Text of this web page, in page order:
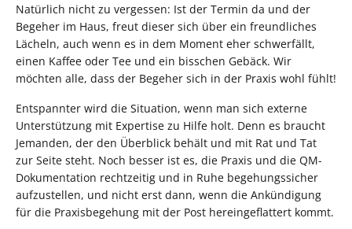
Natürlich nicht zu vergessen: Ist der Termin da und der
Begeher im Haus, freut dieser sich über ein freundliches
Lächeln, auch wenn es in dem Moment eher schwerfällt,
einen Kaffee oder Tee und ein bisschen Gebäck. Wir
möchten alle, dass der Begeher sich in der Praxis wohl fühlt!
Entspannter wird die Situation, wenn man sich externe
Unterstützung mit Expertise zu Hilfe holt. Denn es braucht
Jemanden, der den Überblick behält und mit Rat und Tat
zur Seite steht. Noch besser ist es, die Praxis und die QM-
Dokumentation rechtzeitig und in Ruhe begehungssicher
aufzustellen, und nicht erst dann, wenn die Ankündigung
für die Praxisbegehung mit der Post hereingeflattert kommt.